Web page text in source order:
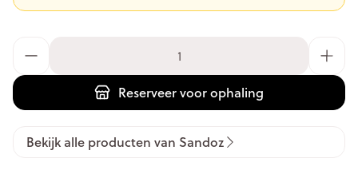
Reserveervoor ophaling
Bekijk alle producten van Sandoz